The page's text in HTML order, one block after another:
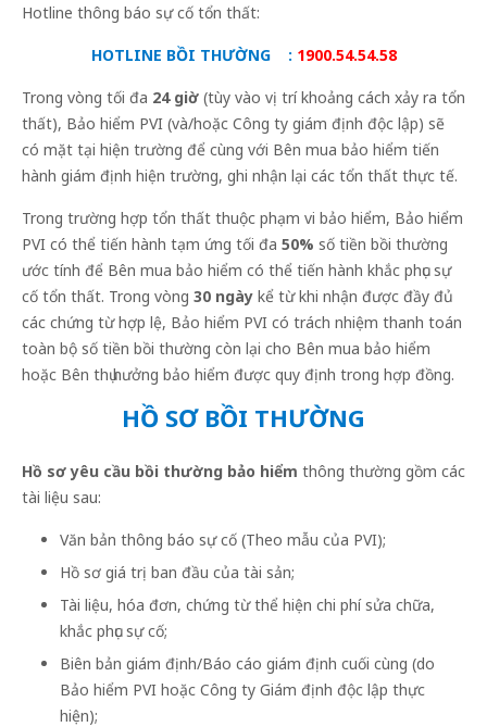
Hotline thông báo sự cố tổn thất:
HOTLINE BỒI THƯỜNG : 1900.54.54.58
Trong vòng tối đa 24 giờ (tùy vào vị trí khoảng cách xảy ra tổn
thất), Bảo hiểm PVI (và/hoặc Công ty giám định độc lập) sẽ
có mặt tại hiện trường để cùng với Bên mua bảo hiểm tiến
hành giám định hiện trường, ghi nhận lại các tổn thất thực tế.
Trong trường hợp tổn thất thuộc phạm vi bảo hiểm, Bảo hiểm
PVI có thể tiến hành tạm ứng tối đa 50% số tiền bồi thường
ước tính để Bên mua bảo hiểm có thể tiến hành khắc phục sự
cố tổn thất. Trong vòng 30 ngày kể từ khi nhận được đầy đủ
các chứng từ hợp lệ, Bảo hiểm PVI có trách nhiệm thanh toán
toàn bộ số tiền bồi thường còn lại cho Bên mua bảo hiểm
hoặc Bên thụ hưởng bảo hiểm được quy định trong hợp đồng.
HỒ SƠ BỒI THƯỜNG
Hồ sơ yêu cầu bồi thường bảo hiểm thông thường gồm các
tài liệu sau:
Văn bản thông báo sự cố (Theo mẫu của PVI);
Hồ sơ giá trị ban đầu của tài sản;
Tài liệu, hóa đơn, chứng từ thể hiện chi phí sửa chữa,
khắc phục sự cố;
Biên bản giám định/Báo cáo giám định cuối cùng (do
Bảo hiểm PVI hoặc Công ty Giám định độc lập thực
hiện);